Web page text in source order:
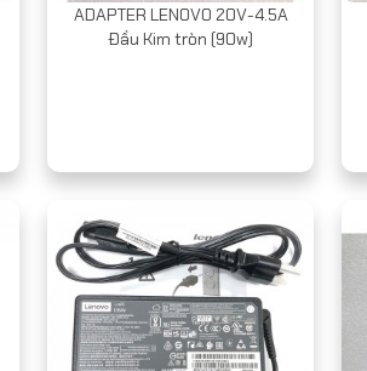
ADAPTER LENOVO 20V-4.5A
Đầu Kim tròn (90w)